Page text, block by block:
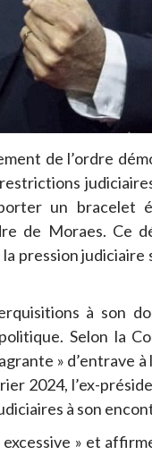
de l’ordre
un bracelet
de Moraes. Ce
pression
à son
Selon la
» d’entrave
2024, l’ex-
à son
» et